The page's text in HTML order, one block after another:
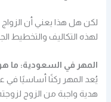
لكن هل هذا يعني أن الزواج
لهذه التكاليف والتخطيط
المهر في السعودية: ما
يُعد المهر ركنًا أساسيًا في
هدية واجبة من الزوج